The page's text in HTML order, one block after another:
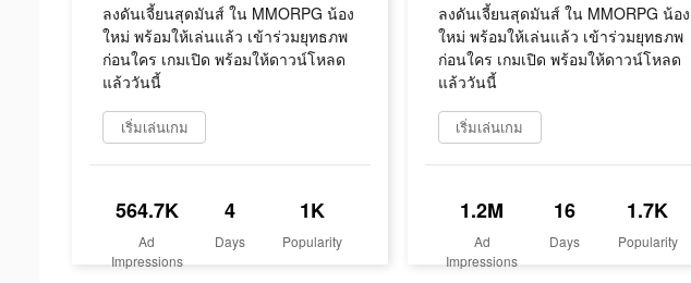
ลงดันเจี้ยนสุดมันส์ ใน MMORPG น้อง
ใหม่ พร้อมให้เล่นแล้ว เข้าร่วมยุทธภพ
ก่อนใคร เกมเปิด พร้อมให้ดาวน์โหลด
แล้ววันนี้
เริ่มเล่นเกม
564.7K
Ad
Impressions
4
Days
1K
Popularity
ลงดันเจี้ยนสุดมันส์ ใน MMORPG น้อง
ใหม่ พร้อมให้เล่นแล้ว เข้าร่วมยุทธภพ
ก่อนใคร เกมเปิด พร้อมให้ดาวน์โหลด
แล้ววันนี้
เริ่มเล่นเกม
1.2M
Ad
Impressions
16
Days
1.7K
Popularity